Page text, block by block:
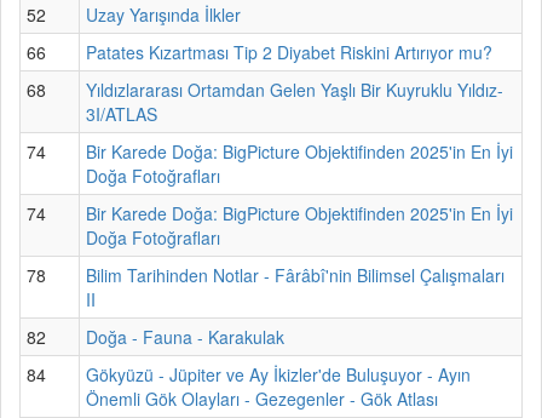
52
Uzay Yarışında İlkler
66
Patates Kızartması Tip 2 Diyabet Riskini Artırıyor mu?
68
Yıldızlararası Ortamdan Gelen Yaşlı Bir Kuyruklu Yıldız-
3I/ATLAS
74
Bir Karede Doğa: BigPicture Objektifinden 2025'in En İyi
Doğa Fotoğrafları
74
Bir Karede Doğa: BigPicture Objektifinden 2025'in En İyi
Doğa Fotoğrafları
78
Bilim Tarihinden Notlar - Fârâbî'nin Bilimsel Çalışmaları
II
82
Doğa - Fauna - Karakulak
84
Gökyüzü - Jüpiter ve Ay İkizler'de Buluşuyor - Ayın
Önemli Gök Olayları - Gezegenler - Gök Atlası